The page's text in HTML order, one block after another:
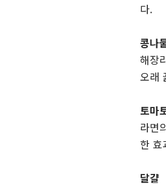
다.
콩나
해장
오래
토마
라면
한 효
달걀